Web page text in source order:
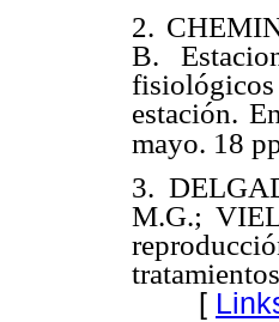
2.
B.
fisiológicos
estación.
mayo. 18
3.
M.G.;
[